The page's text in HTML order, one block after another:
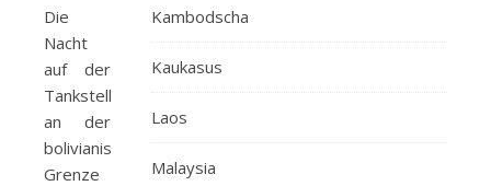
Die
Nacht
auf der
Tankstelle
an der
bolivianischen
Grenze
Kambodscha
Kaukasus
Laos
Malaysia